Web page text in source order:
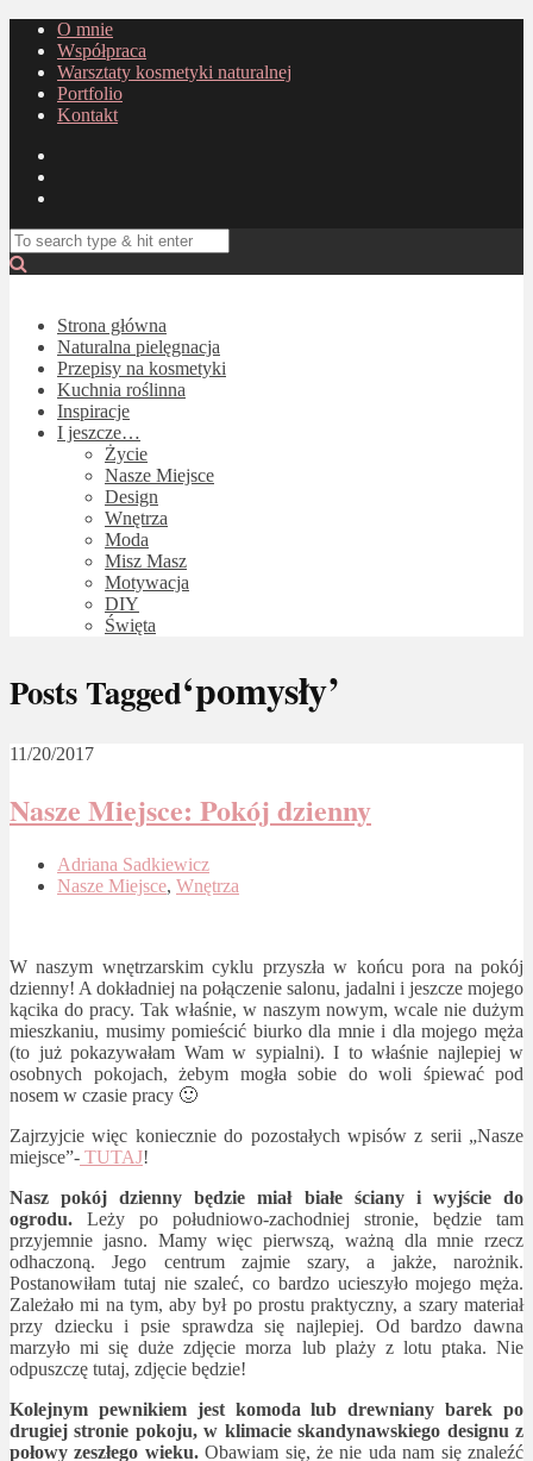
O mnie
Współpraca
Warsztaty kosmetyki naturalnej
Portfolio
Kontakt
Strona główna
Naturalna pielęgnacja
Przepisy na kosmetyki
Kuchnia roślinna
Inspiracje
I jeszcze…
Życie
Nasze Miejsce
Design
Wnętrza
Moda
Misz Masz
Motywacja
DIY
Święta
Posts Tagged‘pomysły’
11/20/2017
Nasze Miejsce: Pokój dzienny
Adriana Sadkiewicz
Nasze Miejsce, Wnętrza
W naszym wnętrzarskim cyklu przyszła w końcu pora na pokój
dzienny! A dokładniej na połączenie salonu, jadalni i jeszcze mojego
kącika do pracy. Tak właśnie, w naszym nowym, wcale nie dużym
mieszkaniu, musimy pomieścić biurko dla mnie i dla mojego męża
(to już pokazywałam Wam w sypialni). I to właśnie najlepiej w
osobnych pokojach, żebym mogła sobie do woli śpiewać pod
nosem w czasie pracy 🙂
Zajrzyjcie więc koniecznie do pozostałych wpisów z serii „Nasze
miejsce”- TUTAJ!
Nasz pokój dzienny będzie miał białe ściany i wyjście do
ogrodu. Leży po południowo-zachodniej stronie, będzie tam
przyjemnie jasno. Mamy więc pierwszą, ważną dla mnie rzecz
odhaczoną. Jego centrum zajmie szary, a jakże, narożnik.
Postanowiłam tutaj nie szaleć, co bardzo ucieszyło mojego męża.
Zależało mi na tym, aby był po prostu praktyczny, a szary materiał
przy dziecku i psie sprawdza się najlepiej. Od bardzo dawna
marzyło mi się duże zdjęcie morza lub plaży z lotu ptaka. Nie
odpuszczę tutaj, zdjęcie będzie!
Kolejnym pewnikiem jest komoda lub drewniany barek po
drugiej stronie pokoju, w klimacie skandynawskiego designu z
połowy zeszłego wieku.Obawiam się, że nie uda nam się znaleźć